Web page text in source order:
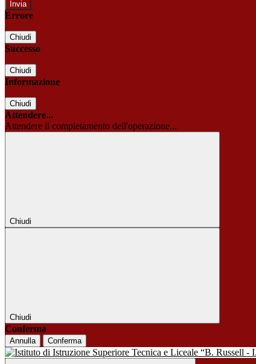
Errore
Chiudi
Successo
Chiudi
Informazione
Chiudi
Attendere...
Attendere il completamento dell'operazione...
Chiudi
Chiudi
Conferma
Annulla Conferma